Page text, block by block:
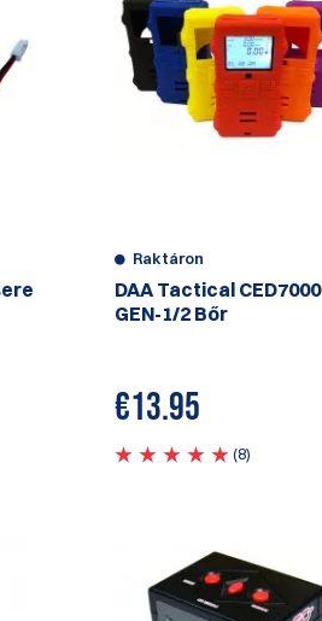
Raktáron
DAA Tactical CED7000
GEN-1/2 Bőr
€13.95
(8)